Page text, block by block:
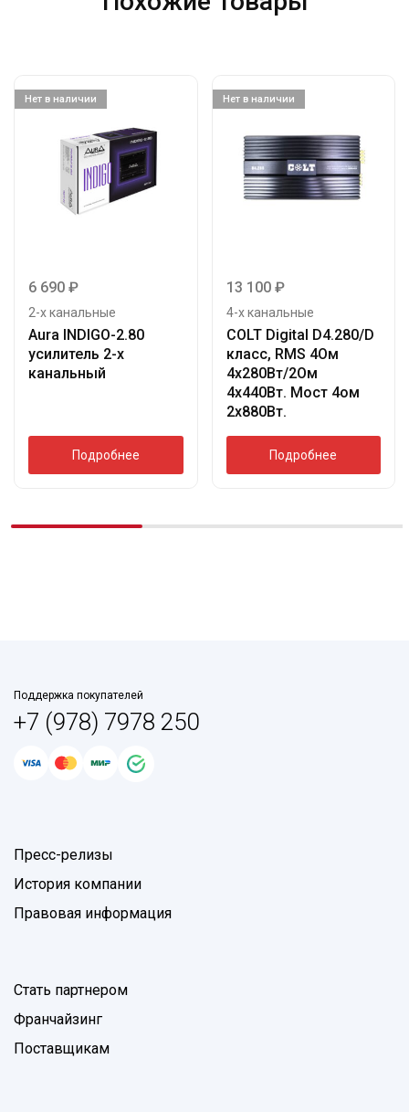
Нет в наличии
6 690 ₽
2-х канальные
Aura INDIGO-2.80
усилитель 2-х
канальный
Подробнее
Нет в наличии
13 100 ₽
4-х канальные
COLT Digital D4.280/D
класс, RMS 4Ом
4х280Вт/2Ом
4х440Вт. Мост 4ом
2х880Вт.
Подробнее
Поддержка покупателей
+7 (978) 7978 250
Пресс-релизы
История компании
Правовая информация
Стать партнером
Франчайзинг
Поставщикам